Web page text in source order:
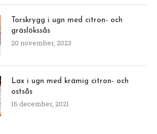
Torskrygg i ugn med citron- och
gräslökssås
20 november, 2023
Lax i ugn med krämig citron- och
ostsås
16 december, 2021